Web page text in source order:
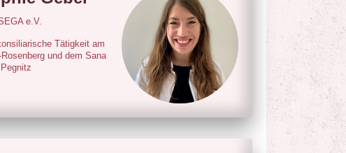
e.V.
Tätigkeit am
und dem Sana